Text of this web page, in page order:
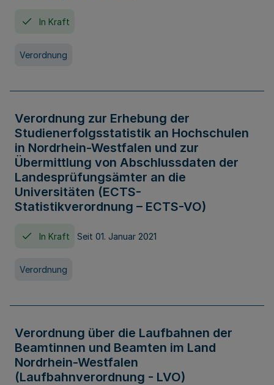
In Kraft
Verordnung
Verordnung zur Erhebung der
Studienerfolgsstatistik an Hochschulen
in Nordrhein-Westfalen und zur
Übermittlung von Abschlussdaten der
Landesprüfungsämter an die
Universitäten (ECTS-
Statistikverordnung – ECTS-VO)
In Kraft Seit 01. Januar 2021
Verordnung
Verordnung über die Laufbahnen der
Beamtinnen und Beamten im Land
Nordrhein-Westfalen
(Laufbahnverordnung - LVO)